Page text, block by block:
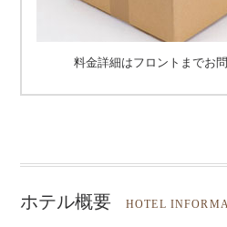
料金詳細はフロントまでお
ホテル概要 HOTEL